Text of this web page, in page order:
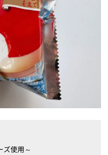
使用～